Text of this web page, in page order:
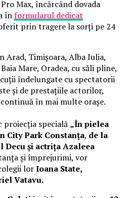
Max, încărcând dovada
înformularul dedicat
prin tragere la sorți pe 24
Arad, Timișoara, Alba Iulia,
Mare, Oradea, cu săli pline,
îndelungate cu spectatorii
și de prestațiile actorilor,
continuă în mai multe orașe.
proiecția specială „În pielea
City Park Constanța, de la
Decu și actrița Azaleea
și împrejurimi, vor
lorIoana State,
Vatavu.